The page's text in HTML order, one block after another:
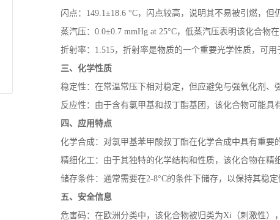
闪点： 149.1±18.6 °C，闪点较高，说明其不易被引燃，但
蒸汽压： 0.0±0.7 mmHg at 25°C，低蒸汽压表明该化合物
折射率： 1.515，折射率是物质的一个重要光学性质，可用
三、化学性质
稳定性：在常温常压下相对稳定，但应避免与强氧化剂、
反应性：由于含有氯甲基和叔丁酯基团，该化合物可能具
四、应用特点
化学合成：对氯甲基苯甲酸叔丁酯在化学合成中具有重要
精细化工：由于其独特的化学结构和性质，该化合物在精
储存条件：通常需要在2-8°C的条件下储存，以保持其稳定
五、安全信息
危害码：在欧洲分类中，该化合物被归类为Xi （刺激性）